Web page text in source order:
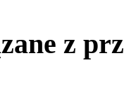
z